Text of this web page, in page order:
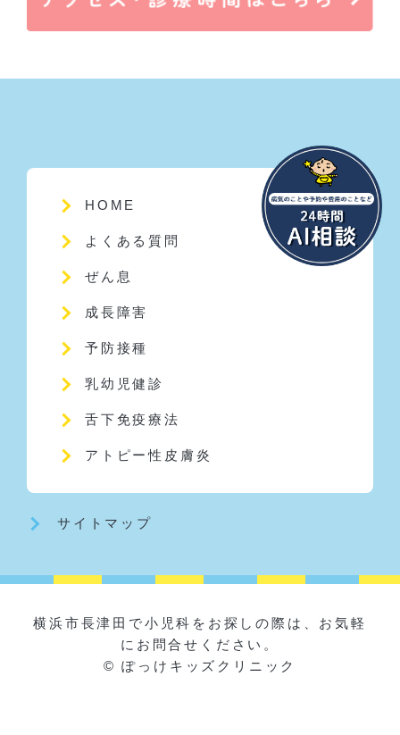
HOME
よくある質問
ぜん息
成長障害
予防接種
乳幼児健診
舌下免疫療法
アトピー性皮膚炎
サイトマップ
横浜市長津田で小児科をお探しの際は、お気軽
にお問合せください。
© ぽっけキッズクリニック